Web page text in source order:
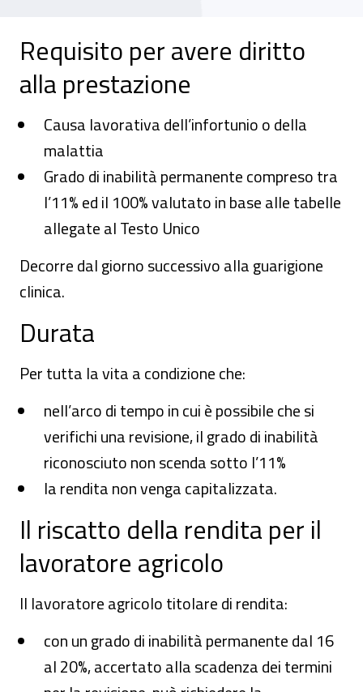
Requisito per avere diritto
alla prestazione
Causa lavorativa dell’infortunio o della
malattia
Grado di inabilità permanente compreso tra
l’11% ed il 100% valutato in base alle tabelle
allegate al Testo Unico
Decorre dal giorno successivo alla guarigione
clinica.
Durata
Per tutta la vita a condizione che:
nell’arco di tempo in cui è possibile che si
verifichi una revisione, il grado di inabilità
riconosciuto non scenda sotto l’11%
la rendita non venga capitalizzata.
Il riscatto della rendita per il
lavoratore agricolo
Il lavoratore agricolo titolare di rendita:
con un grado di inabilità permanente dal 16
al 20%, accertato alla scadenza dei termini